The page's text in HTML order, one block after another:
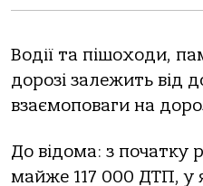
Водії та пішоходи,
дорозі залежить від
взаємоповаги на
До відома: з початку
майже 117 000 ДТП, у